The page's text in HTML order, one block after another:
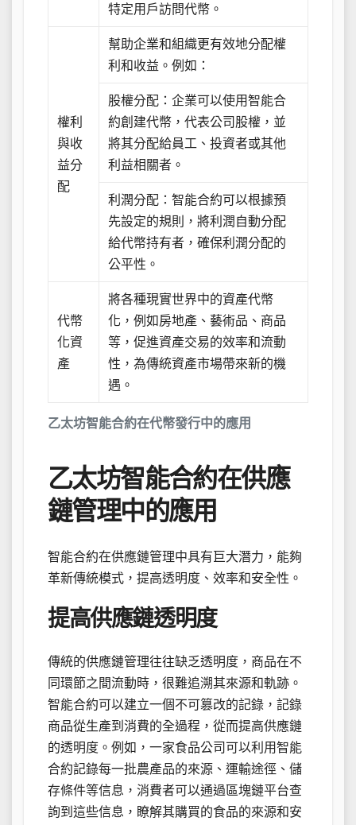
乙太坊智能合約在代幣發行中的應用
特定用戶訪問代幣。
權利
與收
益分
配
幫助企業和組織更有效地分配權
利和收益。例如：
股權分配：企業可以使用智能合
約創建代幣，代表公司股權，並
將其分配給員工、投資者或其他
利益相關者。
利潤分配：智能合約可以根據預
先設定的規則，將利潤自動分配
給代幣持有者，確保利潤分配的
公平性。
代幣
化資
產
將各種現實世界中的資產代幣
化，例如房地產、藝術品、商品
等，促進資產交易的效率和流動
性，為傳統資產市場帶來新的機
遇。
乙太坊智能合約在供應
鏈管理中的應用
智能合約在供應鏈管理中具有巨大潛力，能夠
革新傳統模式，提高透明度、效率和安全性。
提高供應鏈透明度
傳統的供應鏈管理往往缺乏透明度，商品在不
同環節之間流動時，很難追溯其來源和軌跡。
智能合約可以建立一個不可篡改的記錄，記錄
商品從生產到消費的全過程，從而提高供應鏈
的透明度。例如，一家食品公司可以利用智能
合約記錄每一批農產品的來源、運輸途徑、儲
存條件等信息，消費者可以通過區塊鏈平台查
詢到這些信息，瞭解其購買的食品的來源和安